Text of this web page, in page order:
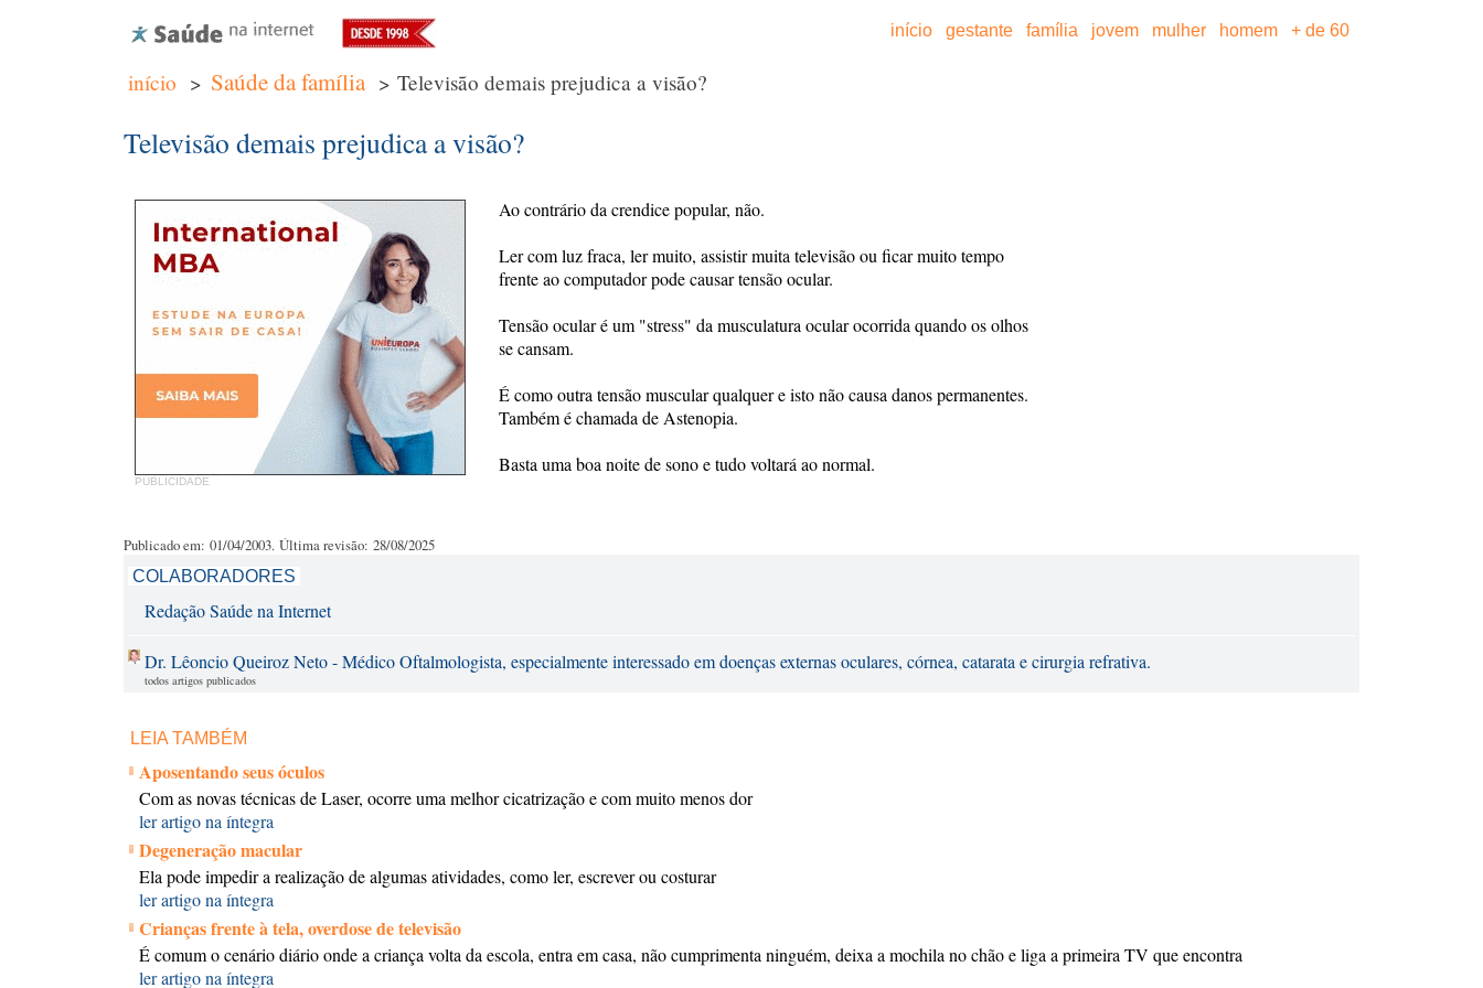
início gestante família jovem mulher homem + de 60
início > Saúde da família > Televisão demais prejudica a visão?
Televisão demais prejudica a visão?
PUBLICIDADE
Ao contrário da crendice popular, não.
Ler com luz fraca, ler muito, assistir muita televisão ou ficar muito tempo
frente ao computador pode causar tensão ocular.
Tensão ocular é um "stress" da musculatura ocular ocorrida quando os olhos
se cansam.
É como outra tensão muscular qualquer e isto não causa danos permanentes.
Também é chamada de Astenopia.
Basta uma boa noite de sono e tudo voltará ao normal.
Publicado em: 01/04/2003. Última revisão: 28/08/2025
COLABORADORES
Redação Saúde na Internet
Dr. Lêoncio Queiroz Neto - Médico Oftalmologista, especialmente interessado em doenças externas oculares, córnea, catarata e cirurgia refrativa.
todos artigos publicados
LEIA TAMBÉM
Aposentando seus óculos
Com as novas técnicas de Laser, ocorre uma melhor cicatrização e com muito menos dor
ler artigo na íntegra
Degeneração macular
Ela pode impedir a realização de algumas atividades, como ler, escrever ou costurar
ler artigo na íntegra
Crianças frente à tela, overdose de televisão
É comum o cenário diário onde a criança volta da escola, entra em casa, não cumprimenta ninguém, deixa a mochila no chão e liga a primeira TV que encontra
ler artigo na íntegra